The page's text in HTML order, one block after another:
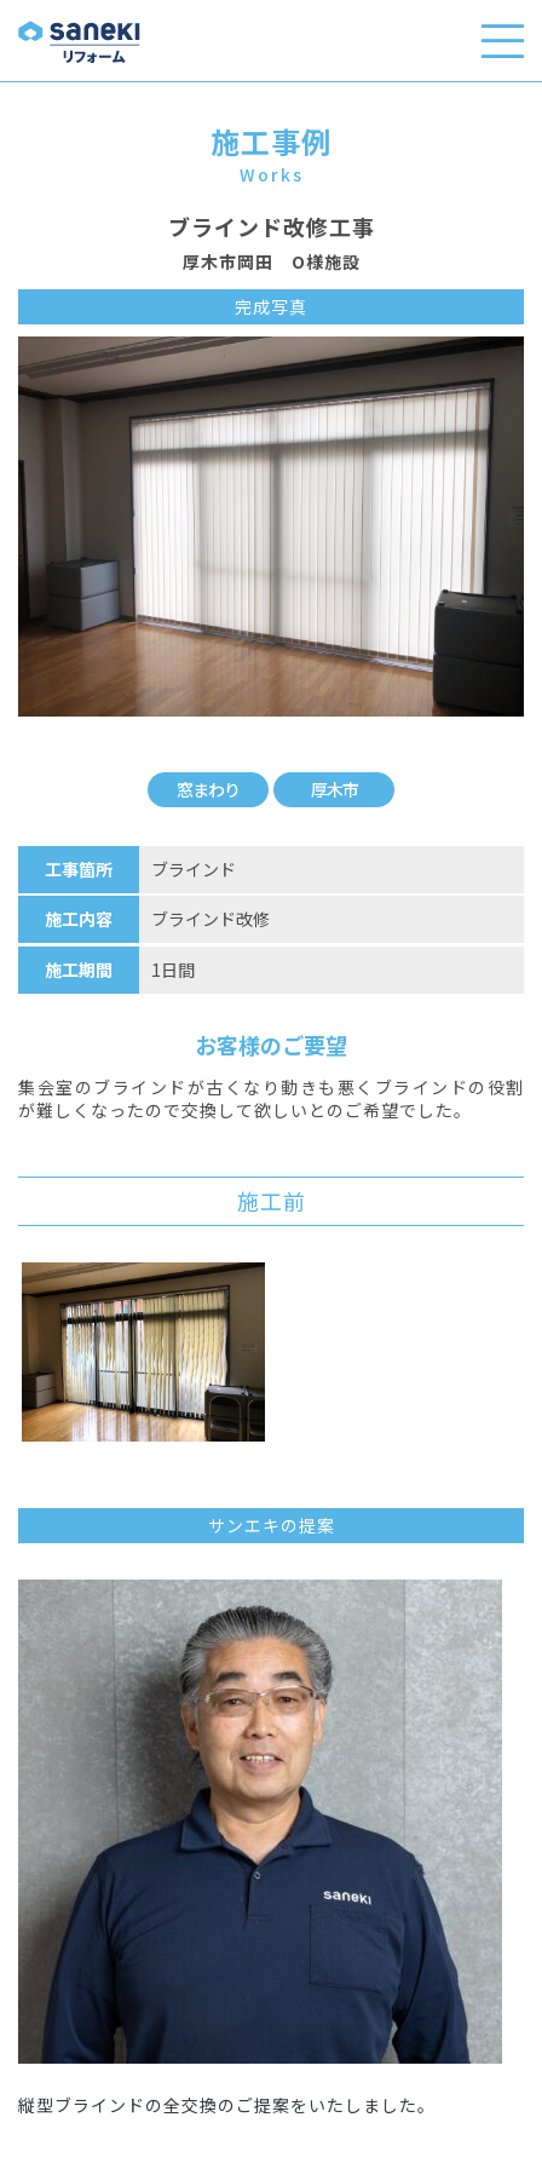
施工事例
Works
ブラインド改修工事
厚木市岡田 O様施設
完成写真
窓まわり 厚木市
工事箇所 ブラインド
施工内容 ブラインド改修
施工期間 1日間
お客様のご要望
集会室のブラインドが古くなり動きも悪くブラインドの役割
が難しくなったので交換して欲しいとのご希望でした。
施工前
サンエキの提案
縦型ブラインドの全交換のご提案をいたしました。